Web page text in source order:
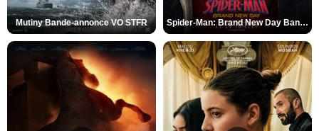
Mutiny Bande-annonce VO STFR Spider-Man: Brand New Day Bande-annonce VO STFR